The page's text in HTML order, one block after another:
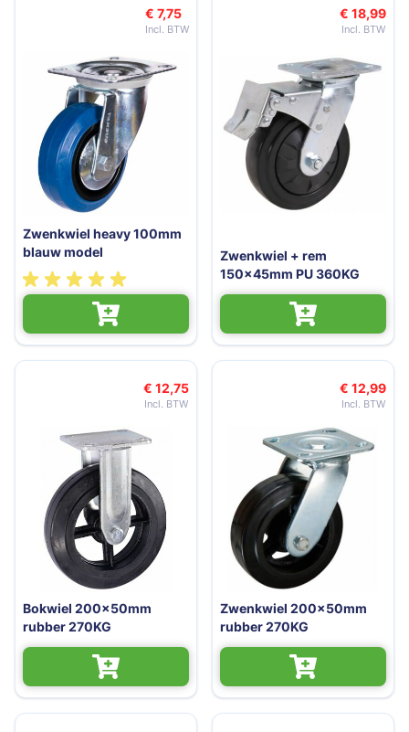
€ 7,75
Zwenkwiel heavy 100mm
blauw model
€ 18,99
Zwenkwiel + rem
150x45mm PU 360KG
€ 12,75
Bokwiel 200x50mm
rubber 270KG
€ 12,99
Zwenkwiel 200x50mm
rubber 270KG